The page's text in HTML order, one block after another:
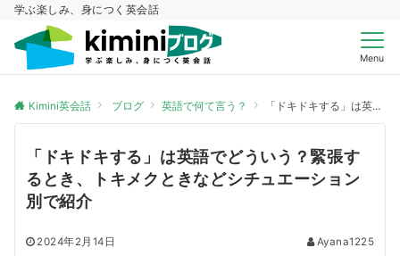
学ぶ楽しみ、身につく英会話
Menu
Kimini英会話 ブログ 英語で何て言う？ 「ドキドキする」は英語でどういう？緊張するとき、トキメクときなどシチュエーション別で紹介
「ドキドキする」は英語でどういう？緊張す
るとき、トキメクときなどシチュエーション
別で紹介
2024年2月14日 Ayana1225